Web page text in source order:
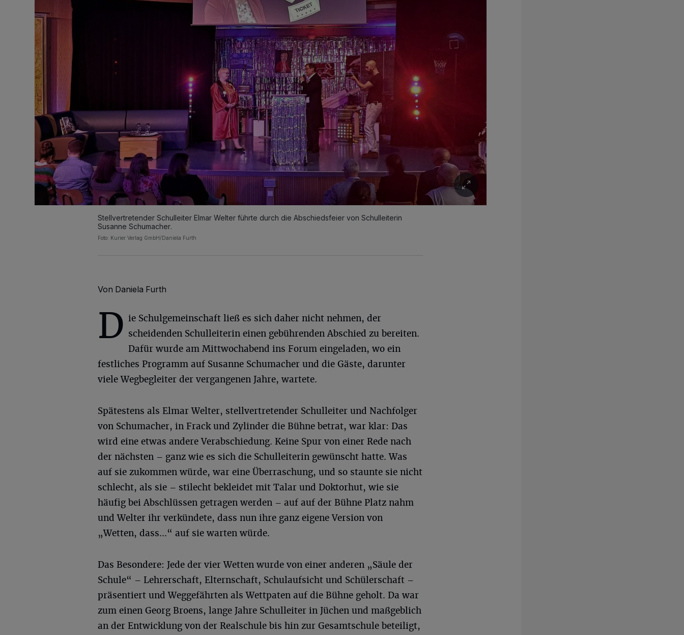
Stellvertretender Schulleiter Elmar Welter führte durch die Abschiedsfeier von Schulleiterin
Susanne Schumacher.
Foto: Kurier Verlag GmbH/Daniela Furth
Von Daniela Furth
D ie Schulgemeinschaft ließ es sich daher nicht nehmen, der
scheidenden Schulleiterin einen gebührenden Abschied zu bereiten.
Dafür wurde am Mittwochabend ins Forum eingeladen, wo ein
festliches Programm auf Susanne Schumacher und die Gäste, darunter
viele Wegbegleiter der vergangenen Jahre, wartete.
Spätestens als Elmar Welter, stellvertretender Schulleiter und Nachfolger
von Schumacher, in Frack und Zylinder die Bühne betrat, war klar: Das
wird eine etwas andere Verabschiedung. Keine Spur von einer Rede nach
der nächsten – ganz wie es sich die Schulleiterin gewünscht hatte. Was
auf sie zukommen würde, war eine Überraschung, und so staunte sie nicht
schlecht, als sie – stilecht bekleidet mit Talar und Doktorhut, wie sie
häufig bei Abschlüssen getragen werden – auf auf der Bühne Platz nahm
und Welter ihr verkündete, dass nun ihre ganz eigene Version von
„Wetten, dass...“ auf sie warten würde.
Das Besondere: Jede der vier Wetten wurde von einer anderen „Säule der
Schule“ – Lehrerschaft, Elternschaft, Schulaufsicht und Schülerschaft –
präsentiert und Weggefährten als Wettpaten auf die Bühne geholt. Da war
zum einen Georg Broens, lange Jahre Schulleiter in Jüchen und maßgeblich
an der Entwicklung von der Realschule bis hin zur Gesamtschule beteiligt,